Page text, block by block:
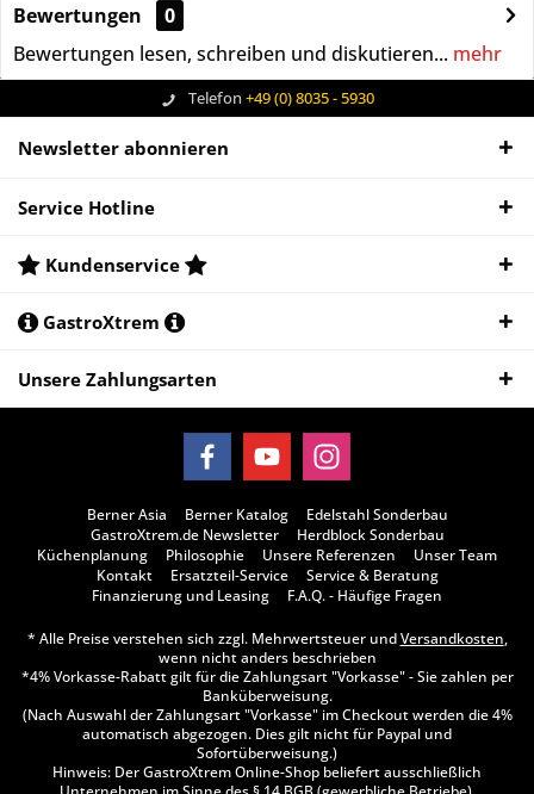
Bewertungen
0
Bewertungen lesen, schreiben und diskutieren... mehr
Telefon +49 (0) 8035 - 5930
Newsletter abonnieren
Service Hotline
Kundenservice
GastroXtrem
Unsere Zahlungsarten
Berner Asia Berner Katalog
Edelstahl Sonderbau
GastroXtrem.de Newsletter
Herdblock Sonderbau
Küchenplanung
Philosophie Unsere Referenzen
Unser Team
Kontakt
Ersatzteil-Service
Service & Beratung
Finanzierung und Leasing
F.A.Q. - Häufige Fragen
* Alle Preise verstehen sich zzgl. Mehrwertsteuer undVersandkosten,
wenn nicht anders beschrieben
*4% Vorkasse-Rabatt gilt für die Zahlungsart "Vorkasse" - Sie zahlen per
Banküberweisung.
(Nach Auswahl der Zahlungsart "Vorkasse" im Checkout werden die 4%
automatisch abgezogen. Dies gilt nicht für Paypal und
Sofortüberweisung.)
Hinweis: Der GastroXtrem Online-Shop beliefert ausschließlich